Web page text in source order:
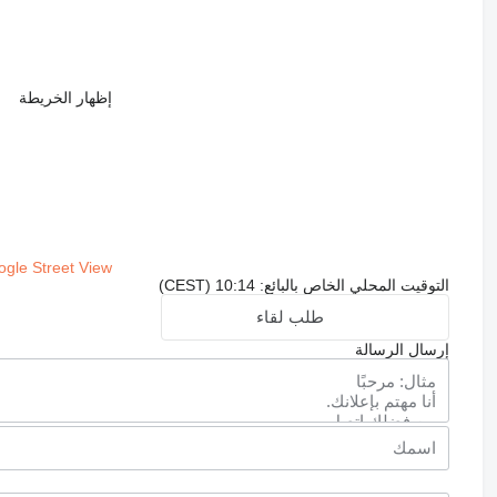
إظهار الخريطة
Street View
التوقيت المحلي الخاص بالبائع: 10:14 (CEST)
طلب لقاء
إرسال الرسالة